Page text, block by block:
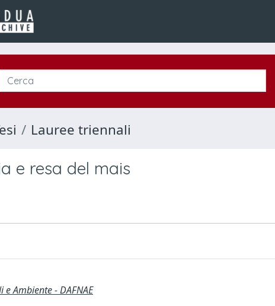
Lauree triennali
e resa del mais
Ambiente - DAFNAE